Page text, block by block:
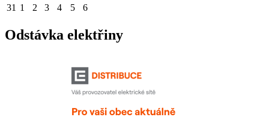
31 1 2 3 4 5 6
Odstávka elektřiny